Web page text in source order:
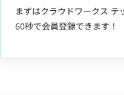
まずはクラウドワークス テ
60秒で会員登録できます！